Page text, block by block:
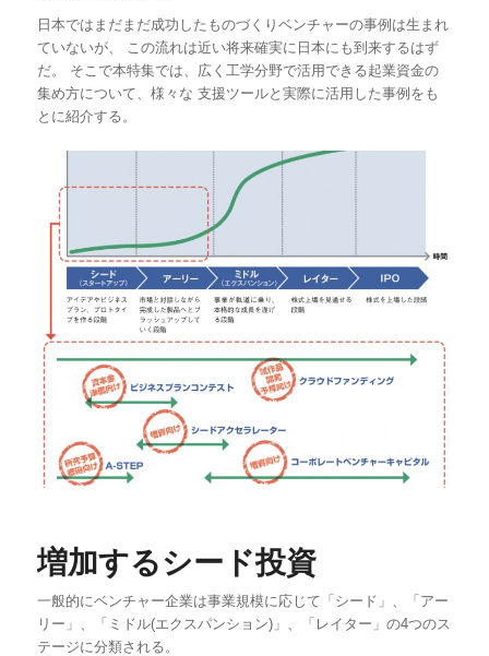
日本ではまだまだ成功したものづくりベンチャーの事例は生まれ
ていないが、 この流れは近い将来確実に日本にも到来するはず
だ。 そこで本特集では、広く工学分野で活用できる起業資金の
集め方について、様々な 支援ツールと実際に活用した事例をも
とに紹介する。
増加するシード投資
一般的にベンチャー企業は事業規模に応じて「シード」、「アー
リー」、「ミドル(エクスパンション)」、「レイター」の4つのス
テージに分類される。